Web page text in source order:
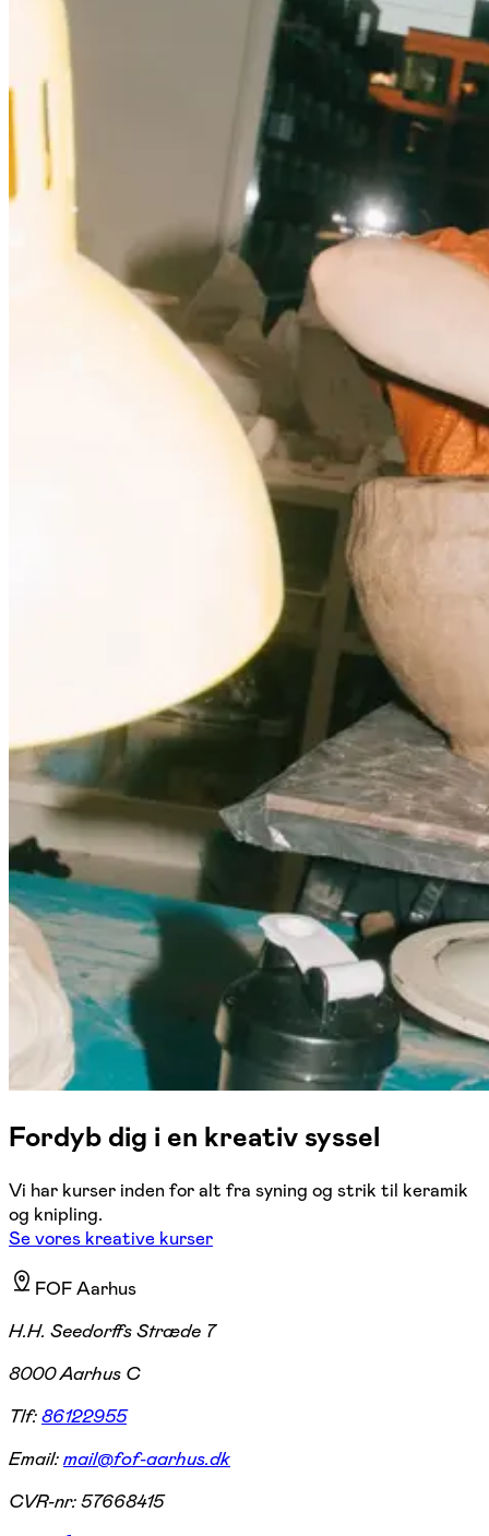
Fordyb dig i en kreativ syssel
Vi har kurser inden for alt fra syning og strik til keramik
og knipling.
Se vores kreative kurser
FOF Aarhus
H.H. Seedorffs Stræde 7
8000 Aarhus C
Tlf:86122955
Email:mail@fof-aarhus.dk
CVR-nr:57668415